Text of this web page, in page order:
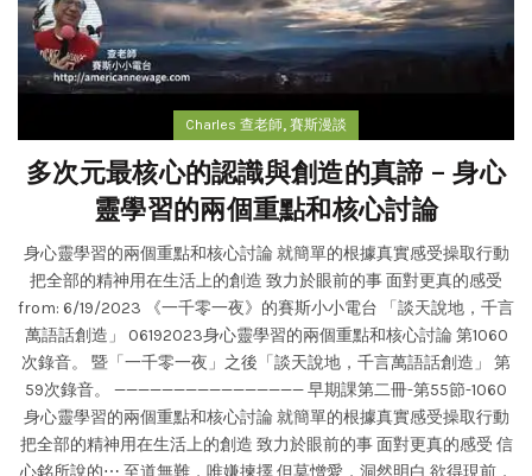
Charles 查老師, 賽斯漫談
多次元最核心的認識與創造的真諦 – 身心
靈學習的兩個重點和核心討論
身心靈學習的兩個重點和核心討論 就簡單的根據真實感受操取行動
把全部的精神用在生活上的創造 致力於眼前的事 面對更真的感受
from: 6/19/2023 《一千零一夜》的賽斯小小電台 「談天說地，千言
萬語話創造」 06192023身心靈學習的兩個重點和核心討論 第1060
次錄音。 暨「一千零一夜」之後「談天說地，千言萬語話創造」 第
59次錄音。 ———————————————— 早期課第二冊-第55節-1060
身心靈學習的兩個重點和核心討論 就簡單的根據真實感受操取行動
把全部的精神用在生活上的創造 致力於眼前的事 面對更真的感受 信
心銘所說的⋯ 至道無難，唯嫌揀擇 但莫憎愛，洞然明白 欲得現前，